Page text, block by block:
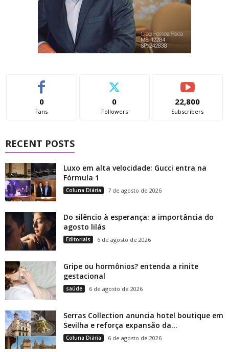
0
Fans
0
Followers
22,800
Subscribers
RECENT POSTS
Luxo em alta velocidade: Gucci entra na
Fórmula 1
Coluna Diária 7 de agosto de 2026
Do silêncio à esperança: a importância do
agosto lilás
Editoriais 6 de agosto de 2026
Gripe ou hormônios? entenda a rinite
gestacional
saúde 6 de agosto de 2026
Serras Collection anuncia hotel boutique em
Sevilha e reforça expansão da...
Coluna Diária 6 de agosto de 2026